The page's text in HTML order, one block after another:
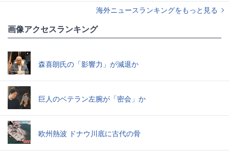
海外ニュースランキングをもっと見る
画像アクセスランキング
森喜朗氏の「影響力」が減退か
巨人のベテラン左腕が「密会」か
欧州熱波 ドナウ川底に古代の骨